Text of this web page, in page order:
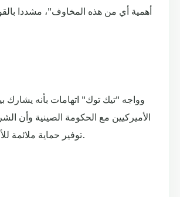
أهمية أي من هذه المخاوف"، مشددا
وواجه "تيك توك" اتهامات بأنه يشارك
الأميركيين مع الحكومة الصينية وأن
توفير حماية ملائمة للأطفال من الإيذاء.